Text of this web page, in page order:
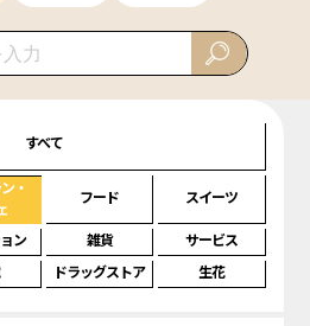
すべて
・
フード スイーツ
ン 雑貨
サービス
ドラッグストア 生花